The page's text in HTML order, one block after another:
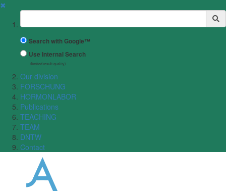
✖
Suchbegriff
Search with Google™
Use Internal Search
(limited result quality)
Our division
FORSCHUNG
HORMONLABOR
Publications
TEACHING
TEAM
DNTW
Contact